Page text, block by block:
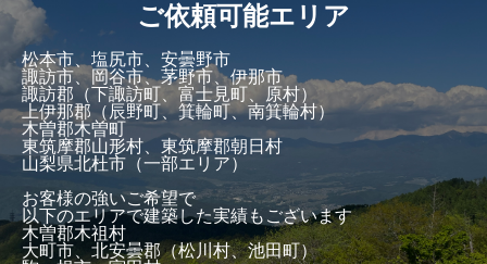
ご依頼可能エリア
松本市、塩尻市、安曇野市
諏訪市、岡谷市、茅野市、伊那市
諏訪郡（下諏訪町、富士見町、原村）
上伊那郡（辰野町、箕輪町、南箕輪村）
木曽郡木曽町
東筑摩郡山形村、東筑摩郡朝日村
山梨県北杜市（一部エリア）
お客様の強いご希望で
以下のエリアで建築した実績もございます
木曽郡木祖村
大町市、北安曇郡（松川村、池田町）